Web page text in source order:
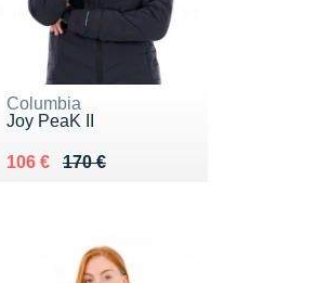
Columbia
Joy PeaK II
170 €
Au lieu de 170 €
106 €
Vendu 106 €